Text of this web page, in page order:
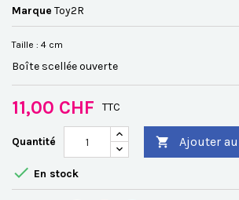
Marque Toy2R
Taille : 4 cm
Boîte scellée ouverte
11,00 CHF TTC
Quantité  Ajouter
 En stock